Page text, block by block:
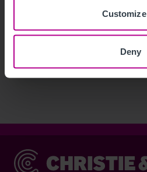
Customize
Deny
Christie & Co